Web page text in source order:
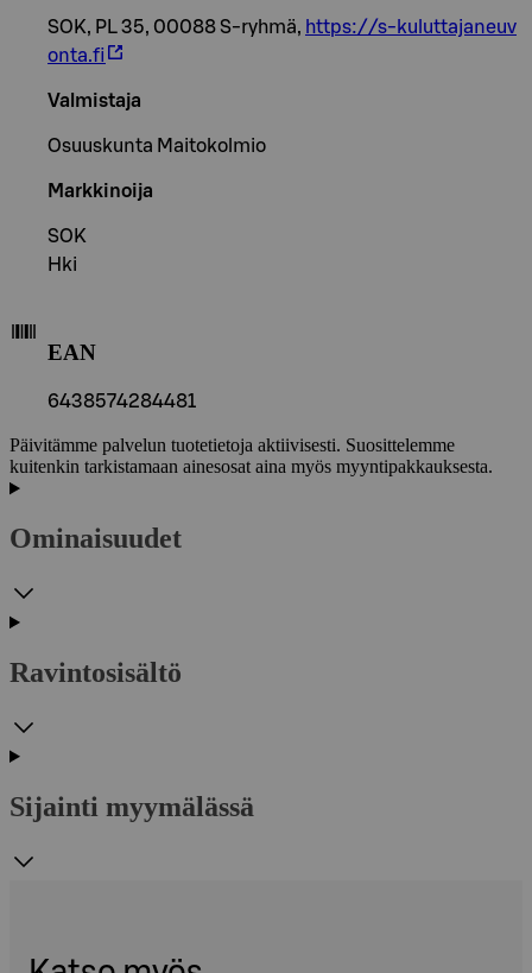
SOK, PL 35, 00088 S-ryhmä, https://s-kuluttajaneuv
onta.fi
Valmistaja
Osuuskunta Maitokolmio
Markkinoija
SOK
Hki
EAN
6438574284481
Päivitämme palvelun tuotetietoja aktiivisesti. Suosittelemme
kuitenkin tarkistamaan ainesosat aina myös myyntipakkauksesta.
Ominaisuudet
Ravintosisältö
Sijainti myymälässä